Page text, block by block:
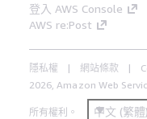
登入 AWS Console
AWS re:Post
隱私權 網站條款
2026, Amazon Web
所有權利。 中文 (繁體)